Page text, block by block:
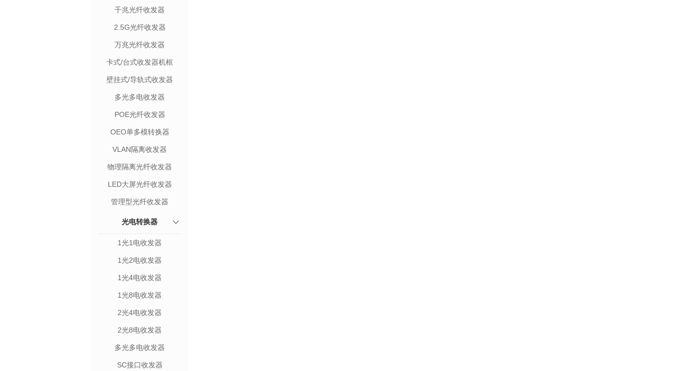
千兆光纤收发器
2.5G光纤收发器
万兆光纤收发器
卡式/台式收发器机框
壁挂式/导轨式收发器
多光多电收发器
POE光纤收发器
OEO单多模转换器
VLAN隔离收发器
物理隔离光纤收发器
LED大屏光纤收发器
管理型光纤收发器
光电转换器
1光1电收发器
1光2电收发器
1光4电收发器
1光8电收发器
2光4电收发器
2光8电收发器
多光多电收发器
SC接口收发器